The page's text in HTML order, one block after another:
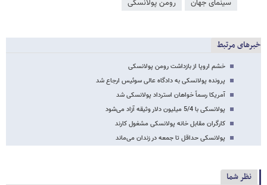
سینمای جهان رومن پولانسکی
خبرهای مرتبط
خشم اروپا از بازداشت رومن پولانسکی
پرونده پولانسکی به دادگاه عالی سوئیس ارجاع شد
آمریکا رسماً خواهان استرداد پولانسکی شد
پولانسکی با 5/4 میلیون دلار وثیقه آزاد می‌شود
کارگران مقابل خانه پولانسکی مشغول کارند
پولانسکی حداقل تا جمعه در زندان می‌ماند
نظر شما